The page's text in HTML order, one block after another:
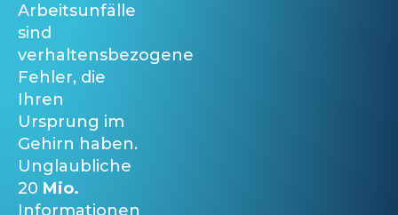
Arbeitsunfälle
sind
verhaltensbezogene
Fehler, die
Ihren
Ursprung im
Gehirn haben.
Unglaubliche
20 Mio.
Informationen